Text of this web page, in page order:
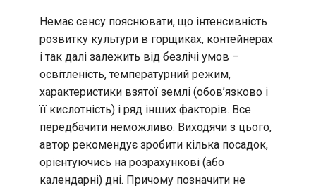
Немає сенсу пояснювати, що інтенсивність
розвитку культури в горщиках, контейнерах
і так далі залежить від безлічі умов –
освітленість, температурний режим,
характеристики взятої землі (обов’язково і
її кислотність) і ряд інших факторів. Все
передбачити неможливо. Виходячи з цього,
автор рекомендує зробити кілька посадок,
орієнтуючись на розрахункові (або
календарні) дні. Причому позначити не